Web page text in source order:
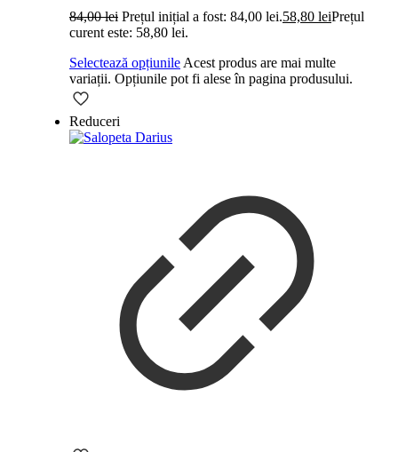
84,00lei Prețul inițial a fost: 84,00 lei.58,80 leiPrețul
curent este: 58,80 lei.
Selectează opțiunile Acest produs are mai multe
variații. Opțiunile pot fi alese în pagina produsului.
Reduceri